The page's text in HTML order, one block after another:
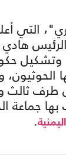
التي
الرئيس
وتشكيل
طرف
بها جماعة
اليمنية.